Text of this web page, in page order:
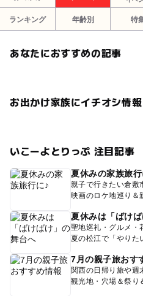
ランキング 年齢別 特
あなたにおすすめの記事
お出かけ家族にイチオシ情報
いこーよとりっぷ 注目記事
夏休みの家族旅行
親子で行きたい倉敷
映画のロケ地巡り＆
夏休みは「ばけ
聖地巡礼・グルメ・
夏の松江で「やりた
7月の親子旅おす
関西の日帰り旅や週
観光地・穴場＆祭り